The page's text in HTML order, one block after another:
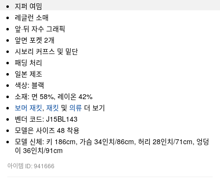
지퍼 여밈
레글런 소매
앞·뒤 자수 그래픽
앞면 포켓 2개
시보리 커프스 및 밑단
패딩 처리
일본 제조
색상: 블랙
소재: 면 58%, 레이온 42%
보머 재킷, 재킷 및 의류 더 보기
벤더 코드: J15BL143
모델은 사이즈 48 착용
모델 신체: 키 186cm, 가슴 34인치/86cm, 허리 28인치/71cm, 엉덩
이 36인치/91cm
아이템 ID: 941666